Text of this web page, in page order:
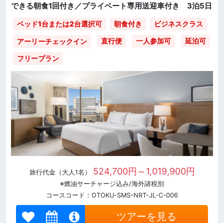
できる朝食1回付き／プライベート専用送迎車付き 3泊5日
ベッド1台または2台選択可 朝食付き ビジネスクラス
アーリーチェックイン 直行便 一人参加可 延泊可
フリープラン
旅行代金（大人1名） 524,700円～1,019,900円
※燃油サーチャージ込み/海外諸税別
コースコード：OTOKU-SMS-NRT-JL-C-006
ツアーを見る